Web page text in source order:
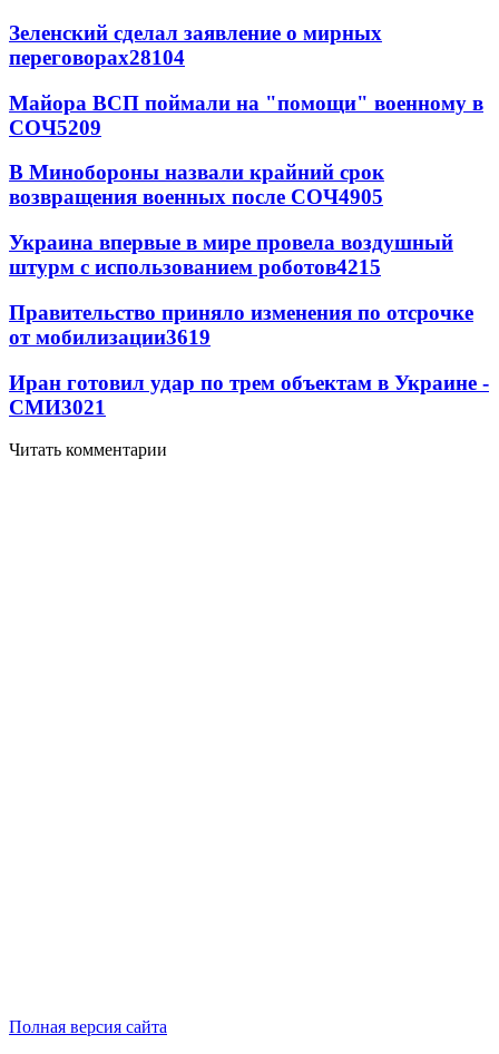
Зеленский сделал заявление о мирных
переговорах28104
Майора ВСП поймали на "помощи" военному в
СОЧ5209
В Минобороны назвали крайний срок
возвращения военных после СОЧ4905
Украина впервые в мире провела воздушный
штурм с использованием роботов4215
Правительство приняло изменения по отсрочке
от мобилизации3619
Иран готовил удар по трем объектам в Украине -
СМИ3021
Читать комментарии
Полная версия сайта